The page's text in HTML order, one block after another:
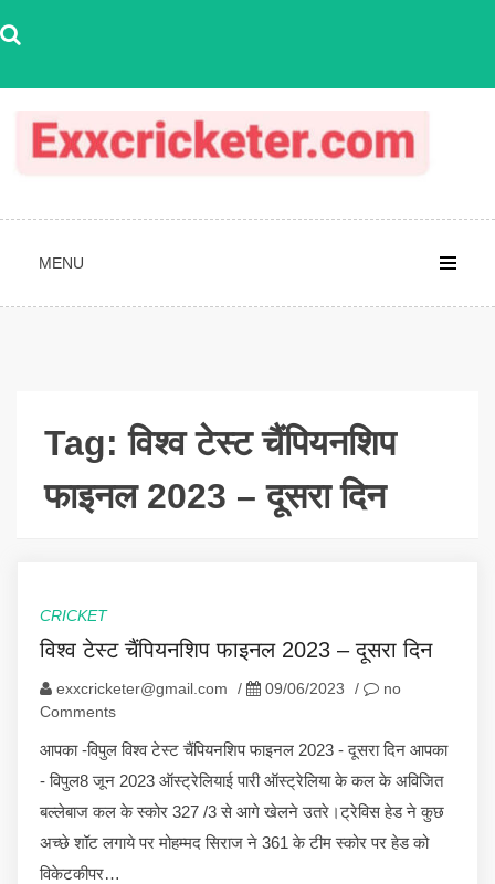
to
MENU
Tag:विश्व टेस्ट चैंपियनशिप
फाइनल 2023 – दूसरा दिन
CRICKET
विश्व टेस्ट चैंपियनशिप फाइनल 2023 – दूसरा दिन
exxcricketer@gmail.com / 09/06/2023 /
no
Comments
आपका -विपुल विश्व टेस्ट चैंपियनशिप फाइनल 2023 - दूसरा दिन आपका
- विपुल8 जून 2023 ऑस्ट्रेलियाई पारी ऑस्ट्रेलिया के कल के अविजित
बल्लेबाज कल के स्कोर 327 /3 से आगे खेलने उतरे।ट्रेविस हेड ने कुछ
अच्छे शॉट लगाये पर मोहम्मद सिराज ने 361 के टीम स्कोर पर हेड को
विकेटकीपर…